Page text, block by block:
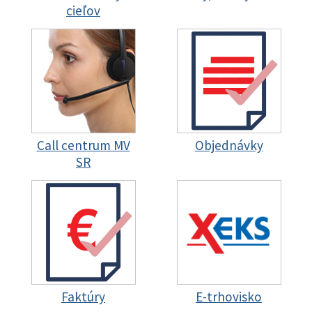
cieľov
Call centrum MV
SR
Objednávky
Faktúry E-trhovisko